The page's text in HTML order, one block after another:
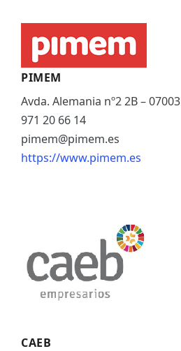
PIMEM
Avda. Alemania nº2 2B –
971 20 66 14
pimem@pimem.es
https://www.pimem.es
CAEB